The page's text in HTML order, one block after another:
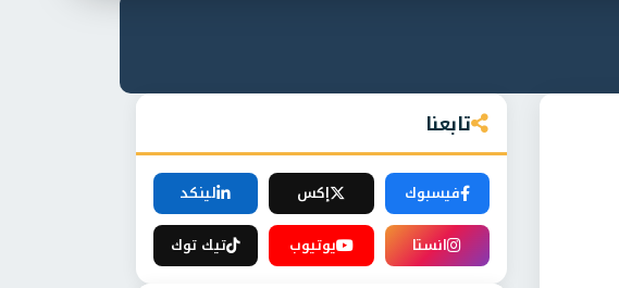
تابعنا
فيسبوك إكس
لينكد
انستا
يوتيوب تيك توك